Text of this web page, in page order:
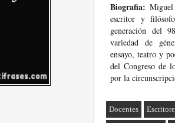
Biografia:
escritor y
generación del
variedad de
ensayo, teatro y
del Congreso de
por la
Docentes